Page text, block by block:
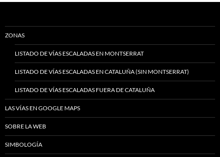
ZONAS
LISTADO DE VÍAS ESCALADAS EN MONTSERRAT
LISTADO DE VÍAS ESCALADAS EN CATALUÑA (SIN MONTSERRAT)
LISTADO DE VÍAS ESCALADAS FUERA DE CATALUÑA
LAS VÍAS EN GOOGLE MAPS
SOBRE LA WEB
SIMBOLOGÍA